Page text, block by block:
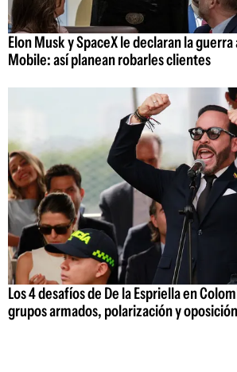
Elon Musk y SpaceX le declaran la guerra
Mobile: así planean robarles clientes
Los 4 desafíos de De la Espriella en
grupos armados, polarización y